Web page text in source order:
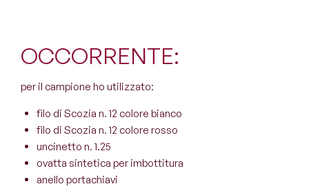
OCCORRENTE:
per il campione ho utilizzato:
filo di Scozia n. 12 colore bianco
filo di Scozia n. 12 colore rosso
uncinetto n. 1.25
ovatta sintetica per imbottitura
anello portachiavi